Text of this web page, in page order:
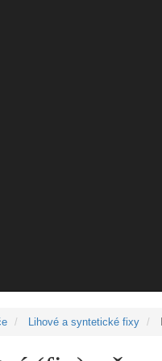
Lihové a syntetické fixy